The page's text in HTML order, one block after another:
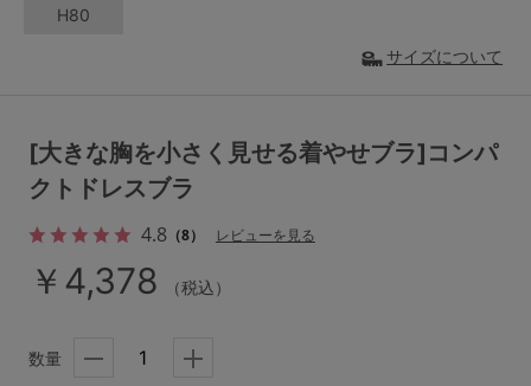
その他から探す
新着アイテム
ランキング
[大きな胸を小さく見せる着やせブラ]コンパ
クトドレスブラ
4.8（8） レビューを見る
￥4,378 （税込）
H80
サイズについて
数量